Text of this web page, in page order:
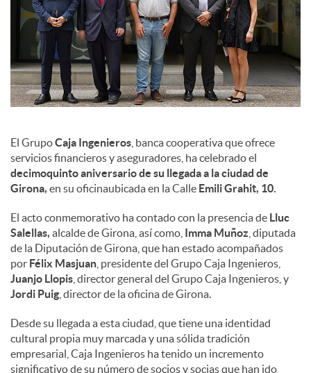
e
s
El GrupoCaja Ingenieros , banca cooperativa que ofrece
servicios financieros y aseguradores, ha celebrado el
decimoquinto aniversario de su llegada a la ciudad de
Girona, en su oficinaubicada en la Calle Emili Grahit, 10.
El acto conmemorativo ha contado con la presencia de Lluc
Salellas, alcalde de Girona, así como, Imma Muñoz , diputada
de la Diputación de Girona, que han estado acompañados
por Félix Masjuan , presidente del Grupo Caja Ingenieros,
Juanjo Llopis , director general del Grupo Caja Ingenieros, y
Jordi Puig , director de la oficina de Girona.
Desde su llegada a esta ciudad, que tiene una identidad
cultural propia muy marcada y una sólida tradición
empresarial, Caja Ingenieros ha tenido un incremento
significativo de su número de socios y socias que han ido